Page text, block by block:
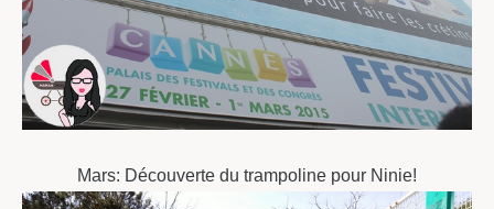
Mars: Découverte du trampoline pour Ninie!